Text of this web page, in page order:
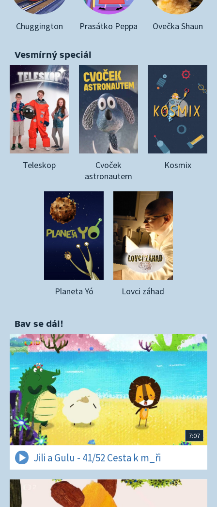
Chuggington Prasátko Peppa Ovečka Shaun
Vesmírný speciál
Teleskop
Cvoček
astronautem
Kosmix
Planeta Yó Lovci záhad
Bav se dál!
7:07
Jili a Gulu - 41/52 Cesta k m_ři